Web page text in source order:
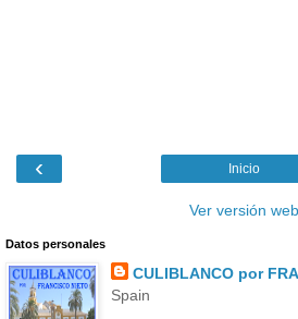
‹ Inicio
Ver versión web
Datos personales
CULIBLANCO por
Spain